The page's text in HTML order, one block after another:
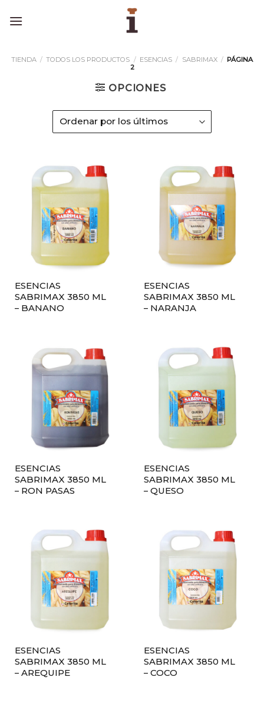
TIENDA / TODOS LOS PRODUCTOS / ESENCIAS / SABRIMAX / PÁGINA
2
OPCIONES
ESENCIAS
SABRIMAX 3850 ML
– BANANO
ESENCIAS
SABRIMAX 3850 ML
– NARANJA
ESENCIAS
SABRIMAX 3850 ML
– RON PASAS
ESENCIAS
SABRIMAX 3850 ML
– QUESO
ESENCIAS
SABRIMAX 3850 ML
– AREQUIPE
ESENCIAS
SABRIMAX 3850 ML
– COCO